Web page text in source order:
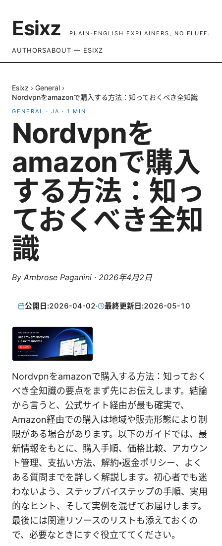
Esixz PLAIN-ENGLISH EXPLAINERS, NO FLUFF.
AUTHORSABOUT — ESIXZ
Esixz › General ›
Nordvpnをamazonで購入する方法：知っておくべき全知識
GENERAL · JA · 1 MIN
Nordvpnを
amazonで購入
する方法：知っ
ておくべき全知
識
By Ambrose Paganini · 2026年4月2日
公開日:2026-04-02· 最終更新日:2026-05-10
Nordvpnをamazonで購入する方法：知っておく
べき全知識の要点をまず先にお伝えします。結論
から言うと、公式サイト経由が最も確実で、
Amazon経由での購入は地域や販売形態により制
限がある場合があります。以下のガイドでは、最
新情報をもとに、購入手順、価格比較、アカウン
ト管理、支払い方法、解約・返金ポリシー、よく
ある質問までを詳しく解説します。初心者でも迷
わないよう、ステップバイステップの手順、実用
的なヒント、そして実例を混ぜてお届けします。
最後には関連リソースのリストも添えておくの
で、必要なときにすぐ役立ててください。